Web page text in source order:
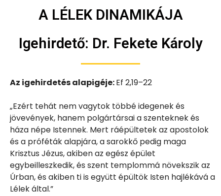
A LÉLEK DINAMIKÁJA
Igehirdető: Dr. Fekete Károly
Az igehirdetés alapigéje:Ef 2,19–22
„Ezért tehát nem vagytok többé idegenek és
jövevények, hanem polgártársai a szenteknek és
háza népe Istennek. Mert ráépültetek az apostolok
és a próféták alapjára, a sarokkő pedig maga
Krisztus Jézus, akiben az egész épület
egybeilleszkedik, és szent templommá növekszik az
Úrban, és akiben ti is együtt épültök Isten hajlékává a
Lélek által.”